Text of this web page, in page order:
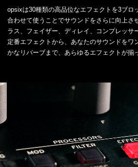
opsixは30種類の高品位なエフェクトを3ブロ
合わせて使うことでサウンドをさらに向上さ
ラス、フェイザー、ディレイ、コンプレッサ
定番エフェクトから、あなたのサウンドをワ
かなリバーブまで、あらゆるエフェクトが揃